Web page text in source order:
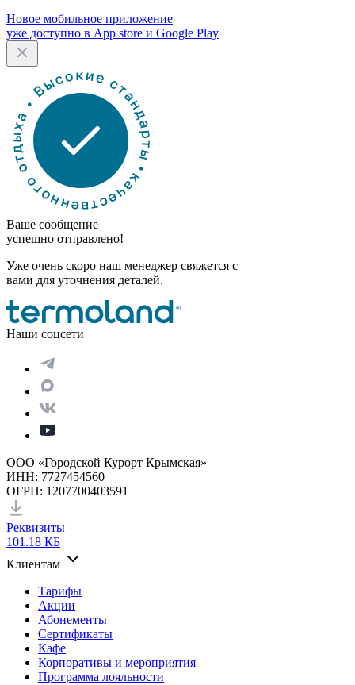
Новое мобильное приложение
уже доступно в App store и Google Play
Ваше сообщение
успешно отправлено!
Уже очень скоро наш менеджер свяжется с
вами для уточнения деталей.
Наши соцсети
ООО «Городской Курорт Крымская»
ИНН: 7727454560
ОГРН: 1207700403591
Реквизиты
101.18 КБ
Клиентам
Тарифы
Акции
Абонементы
Сертификаты
Кафе
Корпоративы и мероприятия
Программа лояльности